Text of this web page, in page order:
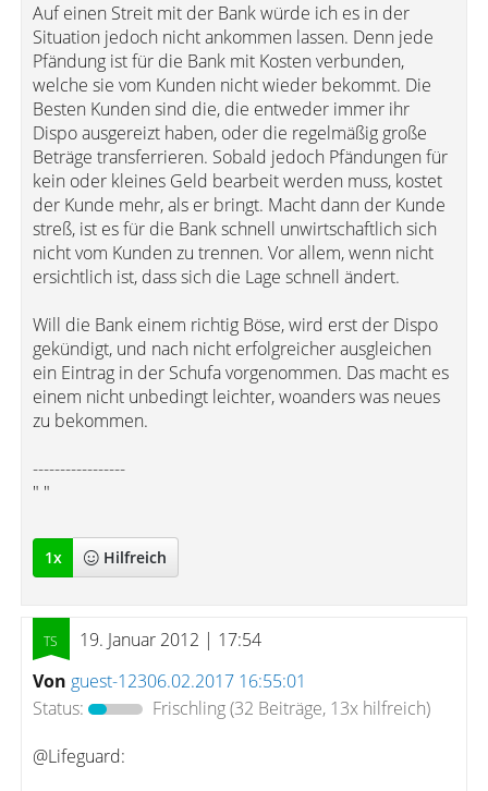
Auf einen Streit mit der Bank würde ich es in der
Situation jedoch nicht ankommen lassen. Denn jede
Pfändung ist für die Bank mit Kosten verbunden,
welche sie vom Kunden nicht wieder bekommt. Die
Besten Kunden sind die, die entweder immer ihr
Dispo ausgereizt haben, oder die regelmäßig große
Beträge transferrieren. Sobald jedoch Pfändungen für
kein oder kleines Geld bearbeit werden muss, kostet
der Kunde mehr, als er bringt. Macht dann der Kunde
streß, ist es für die Bank schnell unwirtschaftlich sich
nicht vom Kunden zu trennen. Vor allem, wenn nicht
ersichtlich ist, dass sich die Lage schnell ändert.
Will die Bank einem richtig Böse, wird erst der Dispo
gekündigt, und nach nicht erfolgreicher ausgleichen
ein Eintrag in der Schufa vorgenommen. Das macht es
einem nicht unbedingt leichter, woanders was neues
zu bekommen.
-----------------
" "
1x Hilfreich
19. Januar 2012 | 17:54
Von guest-12306.02.2017 16:55:01
Status:
Frischling(32 Beiträge, 13x hilfreich)
@Lifeguard: